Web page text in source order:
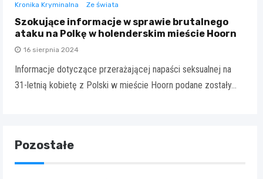
Kronika Kryminalna Ze świata
Szokujące informacje w sprawie brutalnego
ataku na Polkę w holenderskim mieście Hoorn
16 sierpnia 2024
Informacje dotyczące przerażającej napaści seksualnej na
31-letnią kobietę z Polski w mieście Hoorn podane zostały…
Pozostałe